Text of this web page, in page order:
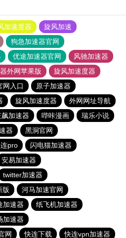
加速度器
旋风加速
狗急加速器官网
优途加速器官网
风驰加速器
外网苹果版
旋风加速度器
网入口
原子加速器
旋风加速度器
外网网址导航
飙加速器 哔咔漫画
瑞乐小说
器
黑洞官网
pro
闪电猫加速器
安易加速器
twitter加速器
版
河马加速官网
加速器
纸飞机加速器
加速器
网
快连下载 快连vρn加速器